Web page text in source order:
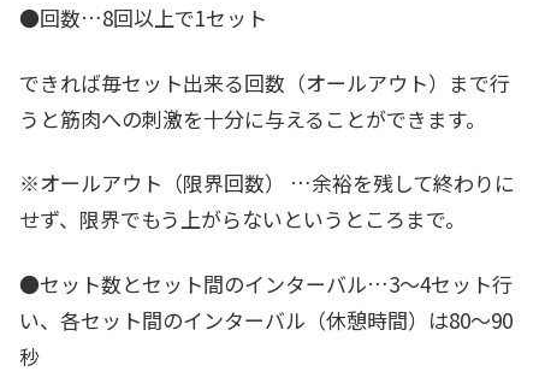
●回数…8回以上で1セット
できれば毎セット出来る回数（オールアウト）まで行
うと筋肉への刺激を十分に与えることができます。
※オールアウト（限界回数） …余裕を残して終わりに
せず、限界でもう上がらないというところまで。
●セット数とセット間のインターバル…3～4セット行
い、各セット間のインターバル（休憩時間）は80～90
秒